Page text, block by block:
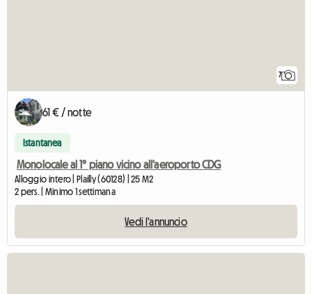
7
61 € / notte
Istantanea
Monolocale al 1° piano vicino all'aeroporto CDG
Alloggio intero | Plailly (60128) | 25 M2
2 pers. | Minimo 1 settimana
Vedi l'annuncio